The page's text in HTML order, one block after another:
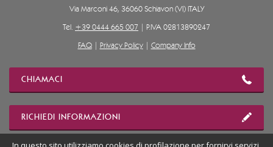
Via Marconi 46, 36060 Schiavon (VI) ITALY
Tel. +39 0444 665 007 | P.IVA 02813890247
FAQ| Privacy Policy| Company Info
CHIAMACI
RICHIEDI INFORMAZIONI